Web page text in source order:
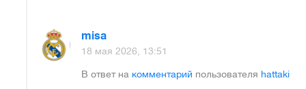
misa
18 мая 2026, 13:51
В ответ на комментарий пользователя hattaki